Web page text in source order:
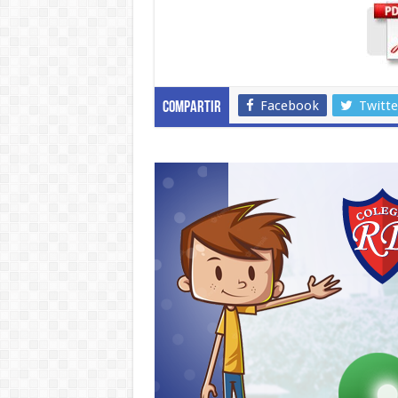
Compartir Facebook